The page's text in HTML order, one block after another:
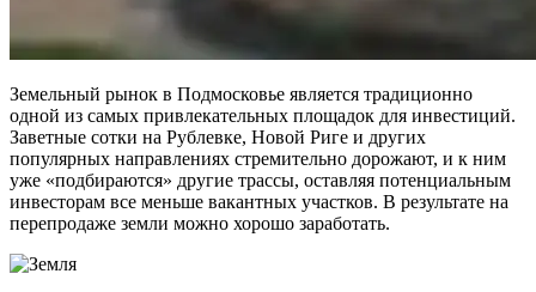
Земельный рынок в Подмосковье является традиционно
одной из самых привлекательных площадок для инвестиций.
Заветные сотки на Рублевке, Новой Риге и других
популярных направлениях стремительно дорожают, и к ним
уже «подбираются» другие трассы, оставляя потенциальным
инвесторам все меньше вакантных участков. В результате на
перепродаже земли можно хорошо заработать.